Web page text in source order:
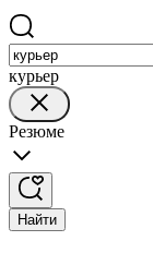
курьер
Резюме
Найти